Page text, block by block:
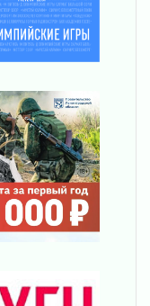
перед
жителям
Кировском